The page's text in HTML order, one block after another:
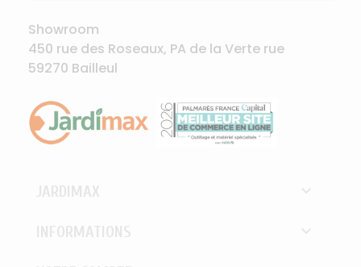
Showroom
450 rue des Roseaux, PA de la Verte rue
59270 Bailleul

